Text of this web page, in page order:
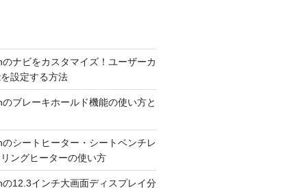
ナビをカスタマイズ！ユーザーカ
設定する方法
ブレーキホールド機能の使い方と
シートヒーター・シートベンチレ
ングヒーターの使い方
12.3インチ大画面ディスプレイ分